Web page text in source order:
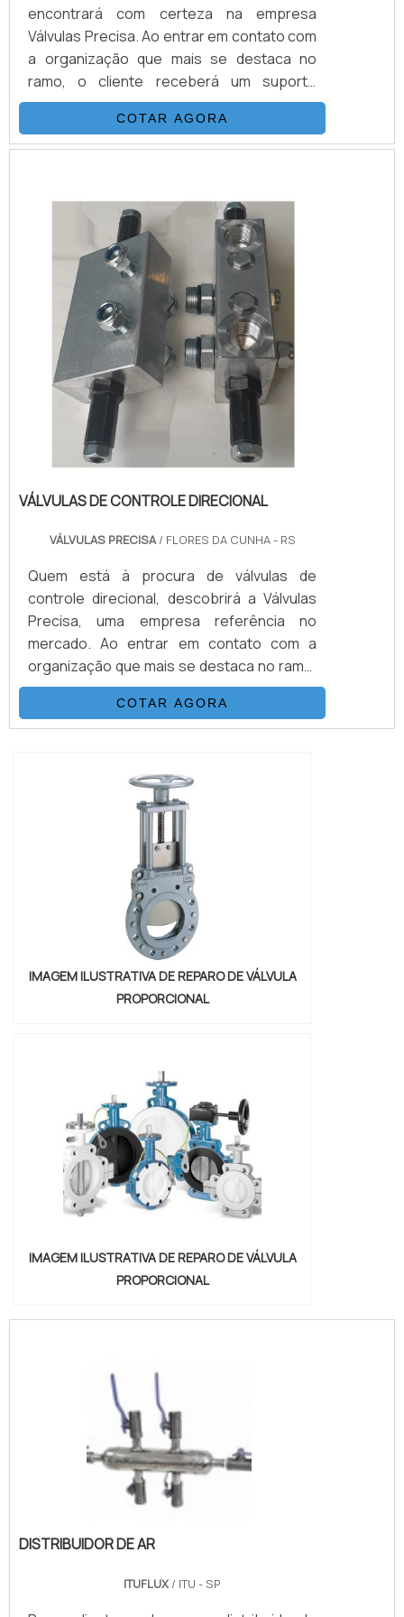
encontrará com certeza na empresa
Válvulas Precisa. Ao entrar em contato com
a organização que mais se destaca no
ramo, o cliente receberá um suporte
completo para sanar eventuais dúvidas
sobre o produto a ser adquirido.Quando o
quesito é válvulas seletoras, com a melhor
benefício e atendimento eficaz em todo o
COTAR AGORA
VÁLVULAS DE CONTROLE DIRECIONAL
VÁLVULAS PRECISA/ FLORES DA CUNHA - RS
Quem está à procura de válvulas de
controle direcional, descobrirá a Válvulas
Precisa, uma empresa referência no
mercado. Ao entrar em contato com a
organização que mais se destaca no ramo,
o cliente receberá um suporte completo
para sanar eventuais dúvidas sobre o
produto a ser adquirido.MAIS
CONTROLE DIRECIONALQuem quer
encontrar válvulas de controle direcional
em uma empresa que preza pela
COTAR AGORA
IMAGEM ILUSTRATIVA DE REPARO DE VÁLVULA
PROPORCIONAL
IMAGEM ILUSTRATIVA DE REPARO DE VÁLVULA
PROPORCIONAL
DISTRIBUIDOR DE AR
ITUFLUX / ITU - SP